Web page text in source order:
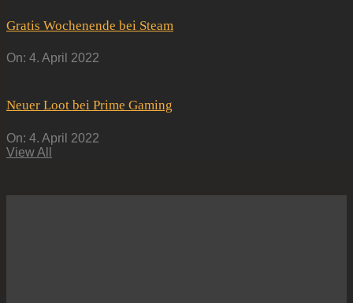
Gratis Wochenende bei Steam
On: 4. April 2022
Neuer Loot bei Prime Gaming
On: 4. April 2022
View All